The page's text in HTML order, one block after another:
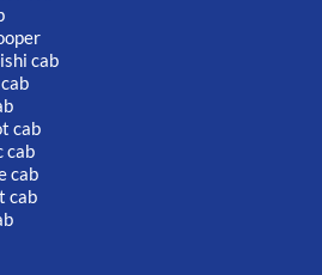
cab
cab
cab
cab
cab